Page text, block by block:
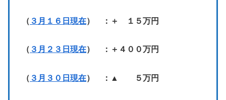
（ ３月１６日現在） ：＋ １５万円
（ ３月２３日現在） ：＋４００万円
（ ３月３０日現在） ：▲ ５万円